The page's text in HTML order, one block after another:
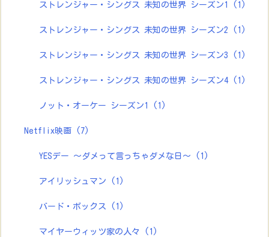
ストレンジャー・シングス 未知の世界 シーズン1 (1)
ストレンジャー・シングス 未知の世界 シーズン2 (1)
ストレンジャー・シングス 未知の世界 シーズン3 (1)
ストレンジャー・シングス 未知の世界 シーズン4 (1)
ノット・オーケー シーズン1 (1)
Netflix映画 (7)
YESデー ～ダメって言っちゃダメな日～ (1)
アイリッシュマン (1)
バード・ボックス (1)
マイヤーウィッツ家の人々 (1)